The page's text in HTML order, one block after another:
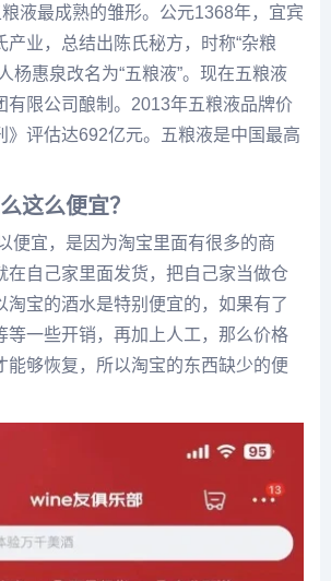
粮液最成熟的雏形。公元1368年，宜宾
产业，总结出陈氏秘方，时称“杂粮
杨惠泉改名为“五粮液”。现在五粮液
有限公司酿制。2013年五粮液品牌价
》评估达692亿元。五粮液是中国最高
这么便宜？
便宜，是因为淘宝里面有很多的商
在自己家里面发货，把自己家当做仓
淘宝的酒水是特别便宜的，如果有了
等一些开销，再加上人工，那么价格
能够恢复，所以淘宝的东西缺少的便